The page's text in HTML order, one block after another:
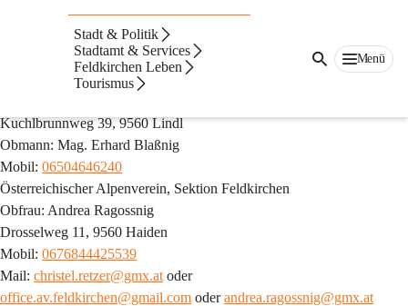
Stadt & Politik
Stadtamt & Services
Feldkirchen Leben
Tourismus
Menü
Allgemeiner Turnverein Feldkirchen
Kuchlbrunnweg 39, 9560 Lindl
Obmann: Mag. Erhard Blaßnig
Mobil: 06504646240
Österreichischer Alpenverein, Sektion Feldkirchen
Obfrau: Andrea Ragossnig
Drosselweg 11, 9560 Haiden
Mobil: 0676844425539
Mail: christel.retzer@gmx.at oder
office.av.feldkirchen@gmail.com oder andrea.ragossnig@gmx.at